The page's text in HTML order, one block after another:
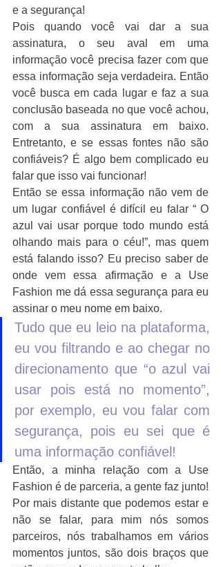
e a segurança!
Pois quando você vai dar a sua
assinatura, o seu aval em uma
informação você precisa fazer com que
essa informação seja verdadeira. Então
você busca em cada lugar e faz a sua
conclusão baseada no que você achou,
com a sua assinatura em baixo.
Entretanto, e se essas fontes não são
confiáveis? É algo bem complicado eu
falar que isso vai funcionar!
Então se essa informação não vem de
um lugar confiável é difícil eu falar “ O
azul vai usar porque todo mundo está
olhando mais para o céu!”, mas quem
está falando isso? Eu preciso saber de
onde vem essa afirmação e a Use
Fashion me dá essa segurança para eu
assinar o meu nome em baixo.
Tudo que eu leio na plataforma,
eu vou filtrando e ao chegar no
direcionamento que “o azul vai
usar pois está no momento”,
por exemplo, eu vou falar com
segurança, pois eu sei que é
uma informação confiável!
Então, a minha relação com a Use
Fashion é de parceria, a gente faz junto!
Por mais distante que podemos estar e
não se falar, para mim nós somos
parceiros, nós trabalhamos em vários
momentos juntos, são dois braços que